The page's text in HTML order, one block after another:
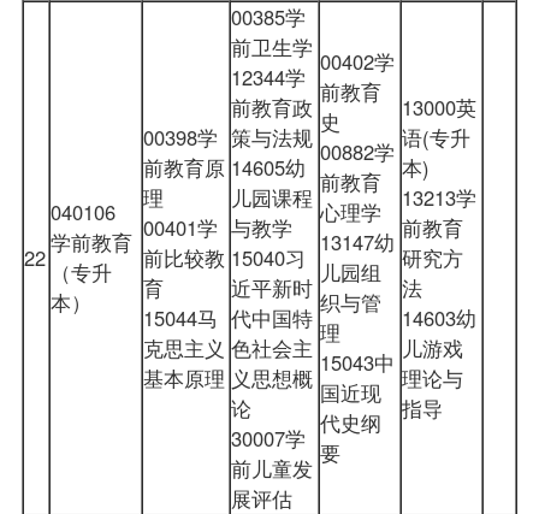
22
040106
学前教育
（专升
本）
00398学
前教育原
理
00401学
前比较教
育
15044马
克思主义
基本原理
00385学
前卫生学
12344学
前教育政
策与法规
14605幼
儿园课程
与教学
15040习
近平新时
代中国特
色社会主
义思想概
论
30007学
前儿童发
展评估
00402学
前教育
史
00882学
前教育
心理学
13147幼
儿园组
织与管
理
15043中
国近现
代史纲
要
13000英
语(专升
本)
13213学
前教育
研究方
法
14603幼
儿游戏
理论与
指导